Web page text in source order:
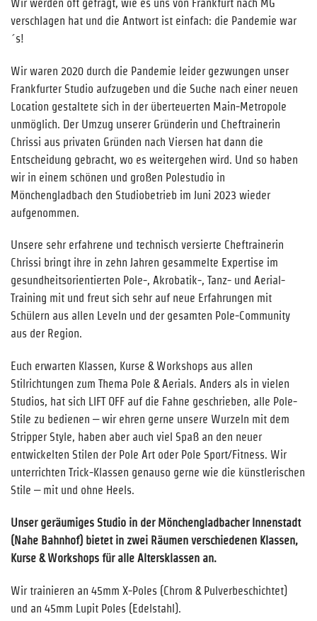
Wir werden oft gefragt, wie es uns von Frankfurt nach MG
verschlagen hat und die Antwort ist einfach: die Pandemie war
´s!
Wir waren 2020 durch die Pandemie leider gezwungen unser
Frankfurter Studio aufzugeben und die Suche nach einer neuen
Location gestaltete sich in der überteuerten Main-Metropole
unmöglich. Der Umzug unserer Gründerin und Cheftrainerin
Chrissi aus privaten Gründen nach Viersen hat dann die
Entscheidung gebracht, wo es weitergehen wird. Und so haben
wir in einem schönen und großen Polestudio in
Mönchengladbach den Studiobetrieb im Juni 2023 wieder
aufgenommen.
Unsere sehr erfahrene und technisch versierte Cheftrainerin
Chrissi bringt ihre in zehn Jahren gesammelte Expertise im
gesundheitsorientierten Pole-, Akrobatik-, Tanz- und Aerial-
Training mit und freut sich sehr auf neue Erfahrungen mit
Schülern aus allen Leveln und der gesamten Pole-Community
aus der Region.
Euch erwarten Klassen, Kurse & Workshops aus allen
Stilrichtungen zum Thema Pole & Aerials. Anders als in vielen
Studios, hat sich LIFT OFF auf die Fahne geschrieben, alle Pole-
Stile zu bedienen – wir ehren gerne unsere Wurzeln mit dem
Stripper Style, haben aber auch viel Spaß an den neuer
entwickelten Stilen der Pole Art oder Pole Sport/Fitness. Wir
unterrichten Trick-Klassen genauso gerne wie die künstlerischen
Stile – mit und ohne Heels.
Unser geräumiges Studio in der Mönchengladbacher Innenstadt
(Nahe Bahnhof) bietet in zwei Räumen verschiedenen Klassen,
Kurse & Workshops für alle Altersklassen an.
Wir trainieren an 45mm X-Poles (Chrom & Pulverbeschichtet)
und an 45mm Lupit Poles (Edelstahl).